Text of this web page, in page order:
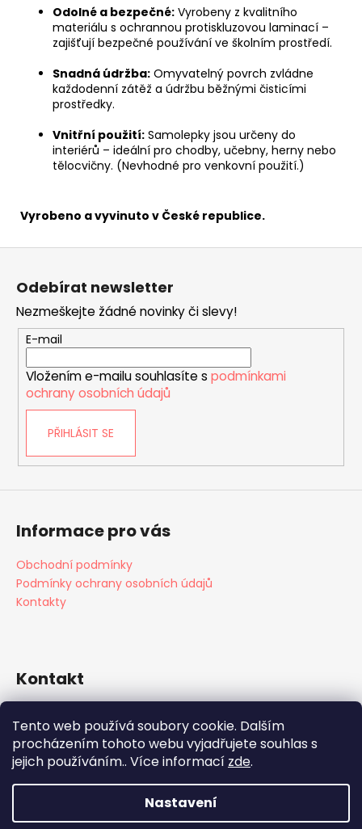
Tento web používá soubory cookie. Dalším
procházením tohoto webu vyjadřujete souhlas s
jejich používáním.. Více informací zde.
Nastavení
Odolné a bezpečné: Vyrobeny z kvalitního
materiálu s ochrannou protiskluzovou laminací –
zajišťují bezpečné používání ve školním prostředí.
Snadná údržba: Omyvatelný povrch zvládne
každodenní zátěž a údržbu běžnými čisticími
prostředky.
Vnitřní použití: Samolepky jsou určeny do
interiérů – ideální pro chodby, učebny, herny nebo
tělocvičny. (Nevhodné pro venkovní použití.)
Vyrobeno a vyvinuto v České republice.
Z
Odebírat newsletter
Nezmeškejte žádné novinky či slevy!
E-mail
Vložením e-mailu souhlasíte s podmínkami
ochrany osobních údajů
PŘIHLÁSIT SE
Informace pro vás
Obchodní podmínky
Podmínky ochrany osobních údajů
Kontakty
Kontakt
+420 608 431 648
+420 603 479 485
Edu4fun